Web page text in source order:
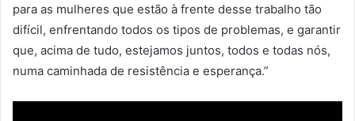
para as mulheres que estão à frente desse trabalho tão
difícil, enfrentando todos os tipos de problemas, e garantir
que, acima de tudo, estejamos juntos, todos e todas nós,
numa caminhada de resistência e esperança.”